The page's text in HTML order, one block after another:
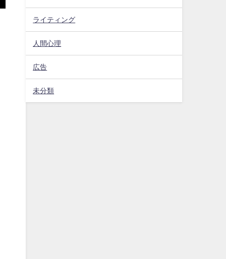
ライティング
人間心理
広告
未分類